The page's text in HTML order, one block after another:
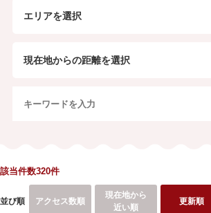
エリアを選択
現在地からの距離を選択
該当件数320件
並び順 アクセス数順
現在地から
近い順
更新順